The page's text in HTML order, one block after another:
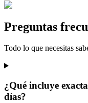
Preguntas
Todo lo que necesitas
¿Qué incluye
días?